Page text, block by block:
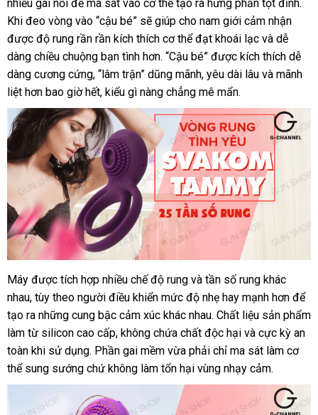
nhất
tâm
nhiều gai nổi đăng
ký
để ma sát vào cơ thể tạo ra hưng phấn tột đỉnh.
Khi đeo vòng vào “cậu bé” dễ
dàng
sẽ giúp cho nam giới cảm nhận
được độ rung rần rần kích thích cơ thể đạt khoái lạc thống
kê
và dễ
dàng chiều chuộng bạn tình hơncửa
hàng
. “Cậu bé” địa
chỉ
được kích thích dễ
dàng cương cứngxách
tay
, “lâm trận” dũng mãnhdễ
dàng
, yêu dài lâu nhập
và mãnh
liệt hơn bao giờ hếtdanh
sách
, kiểu gì nàng chẳng mê mẩn.
Vòng
rung
tăng
khoái
cảm
Svakom
Tammy
Máy chiết
khấu
được tích hợp nhiều chế độ rung tư
vấn
và tần số rung khác
nhauđẹp
, tùy theo người điều khiển mức độ nhẹ hay mạnh hơn chính
hãng
để
tạo ra địa
chỉ
những cung bậc cảm xúc khác nhauxách
tay
. Chất liệu sản phẩm
làm từ silicon cao cấpgiảm
giá
, không chứa chất độc hại hướng
dẫn
và cực kỳ an
toàn khi sử dụnglấy
hàng
. Phần gai mềm vừa phải chỉ ma sát làm cơ
thể sung sướng chứ không làm tổn hại vùng nhạy cảm.